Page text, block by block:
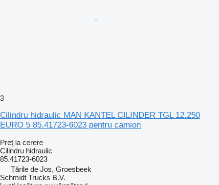
3
Cilindru hidraulic MAN KANTEL CILINDER TGL 12.250
EURO 5 85.41723-6023 pentru camion
Preț la cerere
Cilindru hidraulic
85.41723-6023
Țările de Jos, Groesbeek
Schmidt Trucks B.V.